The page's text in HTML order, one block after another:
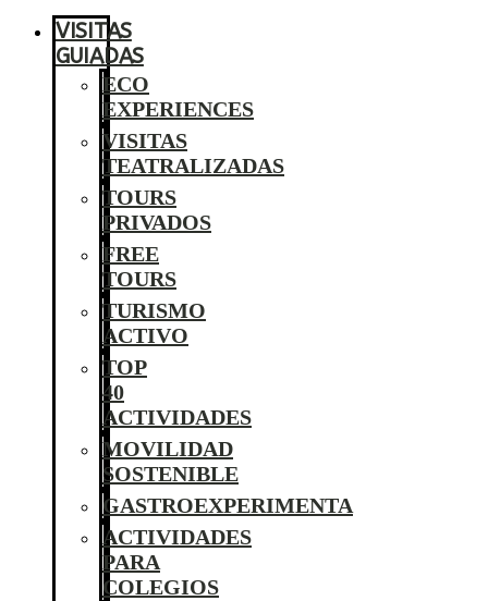
VISITAS
GUIADAS
ECO
EXPERIENCES
VISITAS
TEATRALIZADAS
TOURS
PRIVADOS
FREE
TOURS
TURISMO
ACTIVO
TOP
40
ACTIVIDADES
MOVILIDAD
SOSTENIBLE
GASTROEXPERIMENTA
ACTIVIDADES
PARA
COLEGIOS